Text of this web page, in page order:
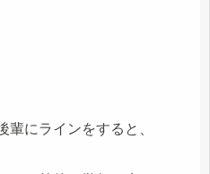
輩にラインをすると、